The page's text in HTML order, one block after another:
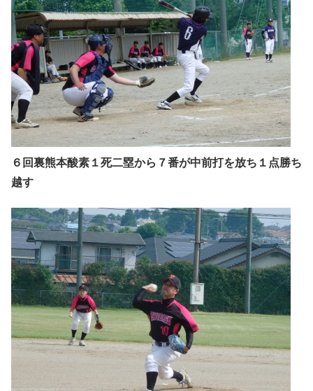
６回裏熊本酸素１死二塁から７番が中前打を放ち１点勝ち
越す